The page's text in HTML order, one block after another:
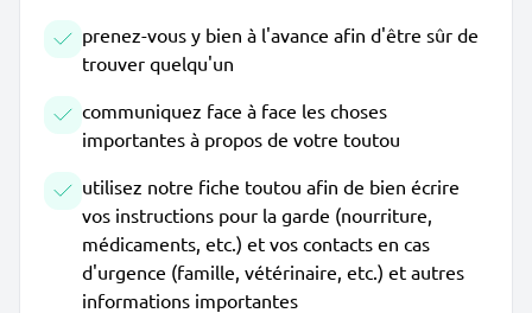
prenez-vous y bien à l'avance afin d'être sûr de
trouver quelqu'un
communiquez face à face les choses
importantes à propos de votre toutou
utilisez notre fiche toutou afin de bien écrire
vos instructions pour la garde (nourriture,
médicaments, etc.) et vos contacts en cas
d'urgence (famille, vétérinaire, etc.) et autres
informations importantes